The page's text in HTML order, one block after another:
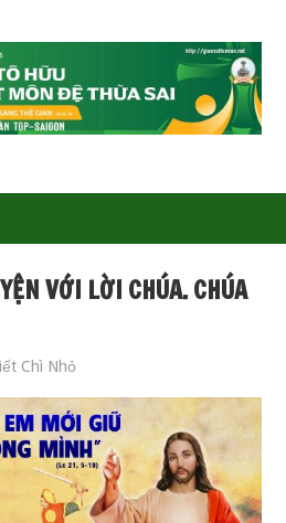
GIÁO
XỨ
THIÊN
ÂN-
TGP
SAIGON
VỚI LỜI CHÚA. CHÚA
Chì Nhỏ